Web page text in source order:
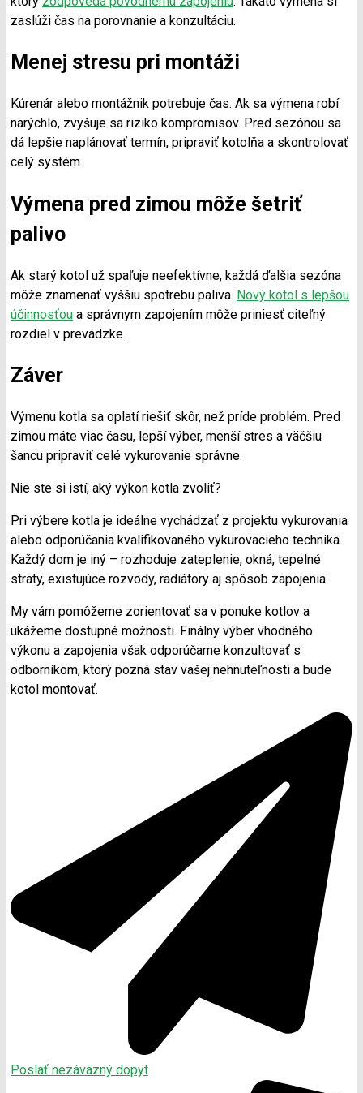
zaslúži čas na porovnanie a konzultáciu.
Menej stresu pri montáži
Kúrenár alebo montážnik potrebuje čas. Ak sa výmena robí
narýchlo, zvyšuje sa riziko kompromisov. Pred sezónou sa
dá lepšie naplánovať termín, pripraviť kotolňa a skontrolovať
celý systém.
Výmena pred zimou môže šetriť
palivo
Ak starý kotol už spaľuje neefektívne, každá ďalšia sezóna
môže znamenať vyššiu spotrebu paliva. Nový kotol s lepšou
účinnosťou a správnym zapojením môže priniesť citeľný
rozdiel v prevádzke.
Záver
Výmenu kotla sa oplatí riešiť skôr, než príde problém. Pred
zimou máte viac času, lepší výber, menší stres a väčšiu
šancu pripraviť celé vykurovanie správne.
Nie ste si istí, aký výkon kotla zvoliť?
Pri výbere kotla je ideálne vychádzať z projektu vykurovania
alebo odporúčania kvalifikovaného vykurovacieho technika.
Každý dom je iný – rozhoduje zateplenie, okná, tepelné
straty, existujúce rozvody, radiátory aj spôsob zapojenia.
My vám pomôžeme zorientovať sa v ponuke kotlov a
ukážeme dostupné možnosti. Finálny výber vhodného
výkonu a zapojenia však odporúčame konzultovať s
odborníkom, ktorý pozná stav vašej nehnuteľnosti a bude
kotol montovať.
Poslať nezáväzný dopyt